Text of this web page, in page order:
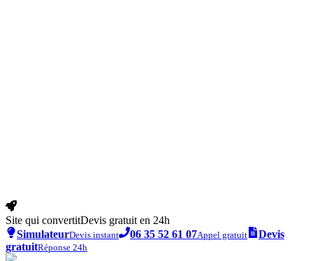
Site qui convertitDevis gratuit en 24h
SimulateurDevis instant 06 35 52 61 07Appel gratuit
Devis
gratuitRéponse 24h